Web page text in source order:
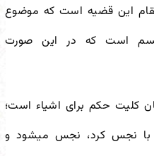
این قضیه است که موضوع
است که در این صورت
کلیت حکم برای اشیاء است؛
با نجس کرد، نجس میشود و